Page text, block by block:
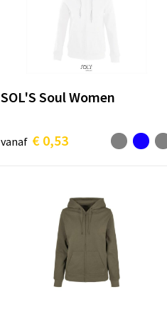
SOL'S Soul Women
vanaf € 0,53